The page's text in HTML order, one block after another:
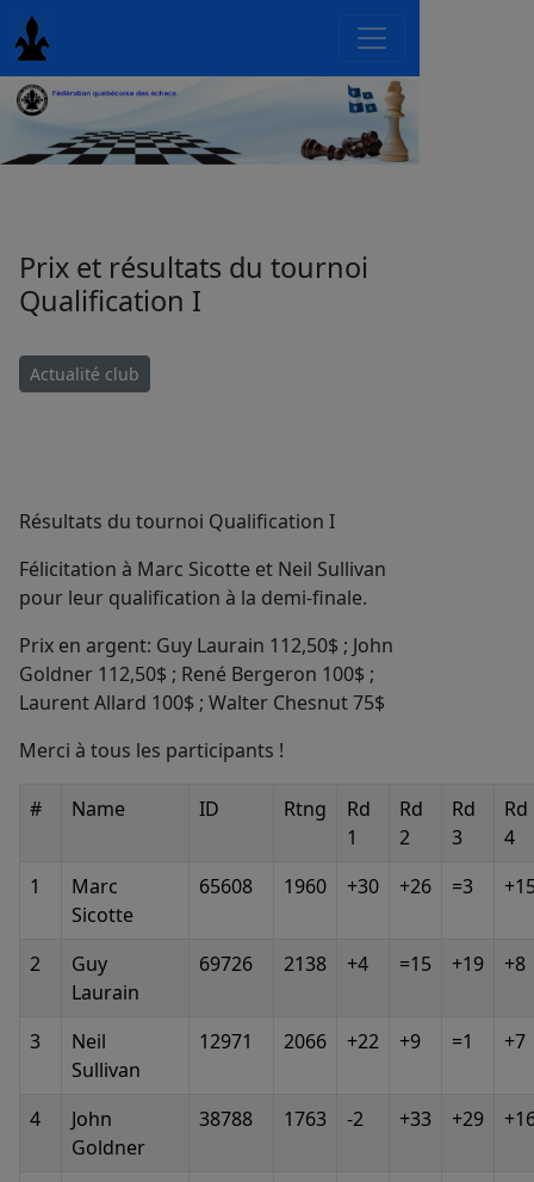
Prix et résultats du tournoi
Qualification I
Actualité club
Résultats du tournoi Qualification I
Félicitation à Marc Sicotte et Neil Sullivan
pour leur qualification à la demi-finale.
Prix en argent: Guy Laurain 112,50$ ; John
Goldner 112,50$ ; René Bergeron 100$ ;
Laurent Allard 100$ ; Walter Chesnut 75$
Merci à tous les participants !
# Name ID Rtng
Rd
1
Rd
2
Rd
3
Rd
4
1
Marc
Sicotte
65608 1960 +30 +26 =3
2
Guy
Laurain
69726 2138 +4 =15 +19 +8
3
Neil
Sullivan
12971 2066 +22 +9 =1 +7
4
John
Goldner
38788 1763 -2 +33 +29